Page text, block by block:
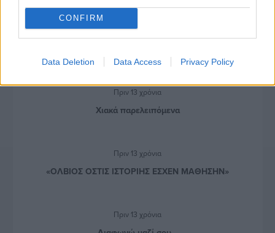
CONFIRM
Data Deletion Data Access Privacy Policy
Πριν 13 χρόνια
Πριν 13 χρόνια
Χιακά παρελειπόμενα
Πριν 13 χρόνια
«ΟΛΒΙΟΣ ΟΣΤΙΣ ΙΣΤΟΡΙΗΣ ΕΣΧΕΝ ΜΑΘΗΣΗΝ»
Πριν 13 χρόνια